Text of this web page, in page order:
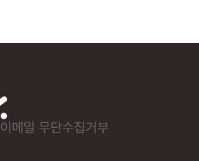
이메일 무단수집거부